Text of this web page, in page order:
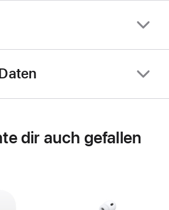
dir auch gefallen